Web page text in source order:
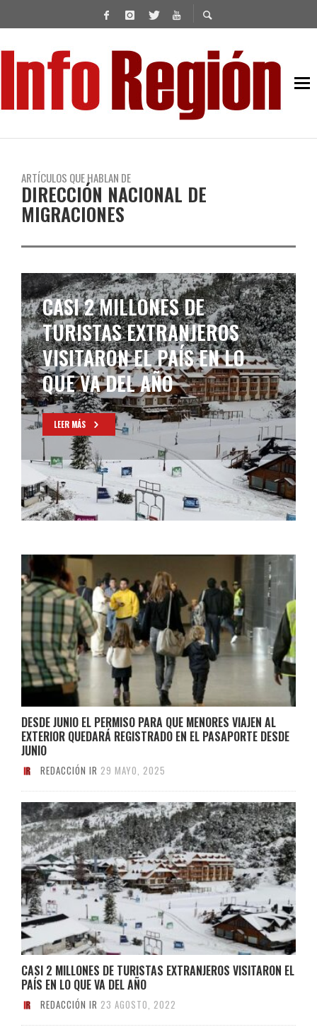
ARTÍCULOS QUE HABLAN DE
DIRECCIÓN NACIONAL DE
MIGRACIONES
CASI 2 MILLONES DE
TURISTAS EXTRANJEROS
VISITARON EL PAÍS EN LO
QUE VA DEL AÑO
LEER MÁS
DESDE JUNIO EL PERMISO PARA QUE MENORES VIAJEN AL
EXTERIOR QUEDARÁ REGISTRADO EN EL PASAPORTE DESDE
JUNIO
REDACCIÓN IR 29 MAYO, 2025
CASI 2 MILLONES DE TURISTAS EXTRANJEROS VISITARON EL
PAÍS EN LO QUE VA DEL AÑO
REDACCIÓN IR 23 AGOSTO, 2022